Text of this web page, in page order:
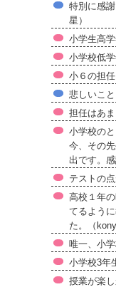
特別に感
星）
小学生高
小学校低
小６の担
悲しいこ
担任はあ
小学校の
今、その
出です。
テストの
高校１年
てるよう
た。（
唯一、小
小学校3年
授業が楽